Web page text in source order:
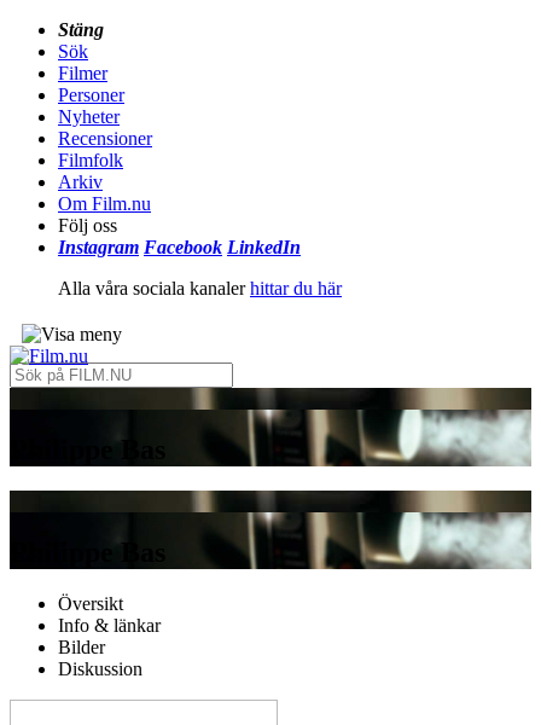
Stäng
Sök
Filmer
Personer
Nyheter
Recensioner
Filmfolk
Arkiv
Om Film.nu
Följ oss
Instagram Facebook LinkedIn
Alla våra sociala kanalerhittar du här
Philippe Bas
Philippe Bas
Översikt
Info & länkar
Bilder
Diskussion